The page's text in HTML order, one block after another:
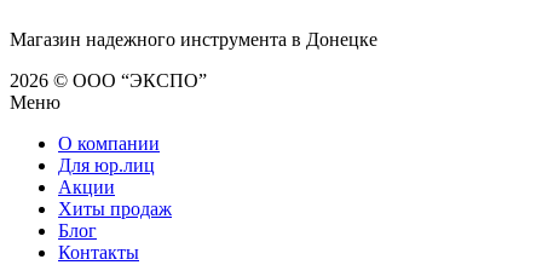
Магазин надежного инструмента в Донецке
2026 © ООО “ЭКСПО”
Меню
О компании
Для юр.лиц
Акции
Хиты продаж
Блог
Контакты